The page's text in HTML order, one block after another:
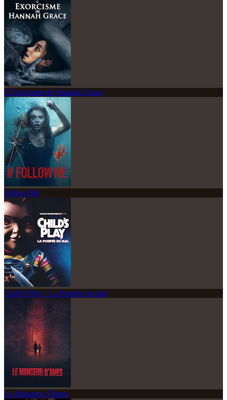
L'Exorcisme de Hannah Grace
Follow Me
Child's Play : La Poupée du mal
Le Mangeur d’âmes